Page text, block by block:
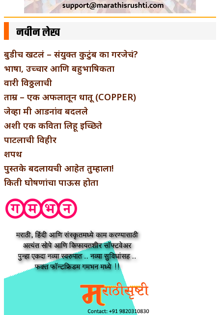
नवीन लेख
बुडीच खटलं – संयुक्त कुटुंब का गरजेचं?
भाषा, उच्चार आणि बहुभाषिकता
वारी विठ्ठलाची
ताम्र – एक अफलातून धातू (COPPER)
जेव्हा मी आडनांव बदलले
अशी एक कविता लिहू इच्छिते
पाटलाची विहीर
शपथ
पुस्तके बदलायची आहेत तुम्हाला!
किती घोषणांचा पाऊस होता